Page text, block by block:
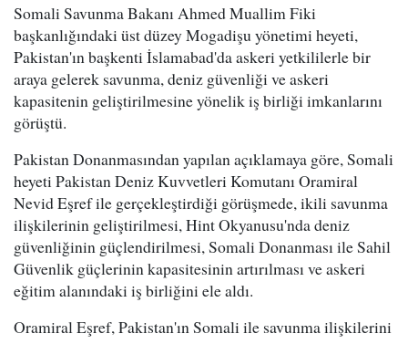
Somali Savunma Bakanı Ahmed Muallim Fiki
başkanlığındaki üst düzey Mogadişu yönetimi heyeti,
Pakistan'ın başkenti İslamabad'da askeri yetkililerle bir
araya gelerek savunma, deniz güvenliği ve askeri
kapasitenin geliştirilmesine yönelik iş birliği imkanlarını
görüştü.
Pakistan Donanmasından yapılan açıklamaya göre, Somali
heyeti Pakistan Deniz Kuvvetleri Komutanı Oramiral
Nevid Eşref ile gerçekleştirdiği görüşmede, ikili savunma
ilişkilerinin geliştirilmesi, Hint Okyanusu'nda deniz
güvenliğinin güçlendirilmesi, Somali Donanması ile Sahil
Güvenlik güçlerinin kapasitesinin artırılması ve askeri
eğitim alanındaki iş birliğini ele aldı.
Oramiral Eşref, Pakistan'ın Somali ile savunma ilişkilerini